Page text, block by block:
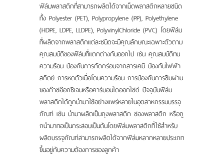
หน้าหลัก
เกี่ยวกับเรา
กิจกรรม
ฟิล์มพลาสติกที่สามารถผลิตได้จากเม็ดพลาสติกหลายชนิด
ทั้ง Polyester (PET), Polypropylene (PP), Polyethylene
(HDPE, LDPE, LLDPE), PolyvinylChloride (PVC) โดยฟิล์ม
ที่ผลิตจากพลาสติกแต่ละชนิดจะมีคุณลักษณะเฉพาะตัวตาม
คุณสมบัติของฟิล์มที่แตกต่างกันออกไป เช่น คุณสมบัติทน
ความร้อน ป้องกันการกัดกร่อนจากสารเคมี ป้องกันไฟฟ้า
สถิตย์ การหดตัวเมื่อโดนความร้อน การป้องกันการซึมผ่าน
ของก๊าซอ๊อกซิเจนหรือคาร์บอนไดออกไซด์ ปัจจุบันฟิล์ม
พลาสติกได้ถูกนํามาใช้อย่างแพร่หลายในอุตสาหกรรมบรรจุ
ภัณฑ์ เช่น นํามาผลิตเป็นถุงพลาสติก ซองพลาสติก หรือถู
กนํามาทอเป็นกระสอบเป็นต้นโดยฟิล์มพลาสติกที่ใช้สําหรับ
ผลิตบรรจุภัณฑ์สามารถผลิตได้จากฟิล์มหลากหลายประเภท
ขึ้นอยู่กับความต้องการของลูกค้า